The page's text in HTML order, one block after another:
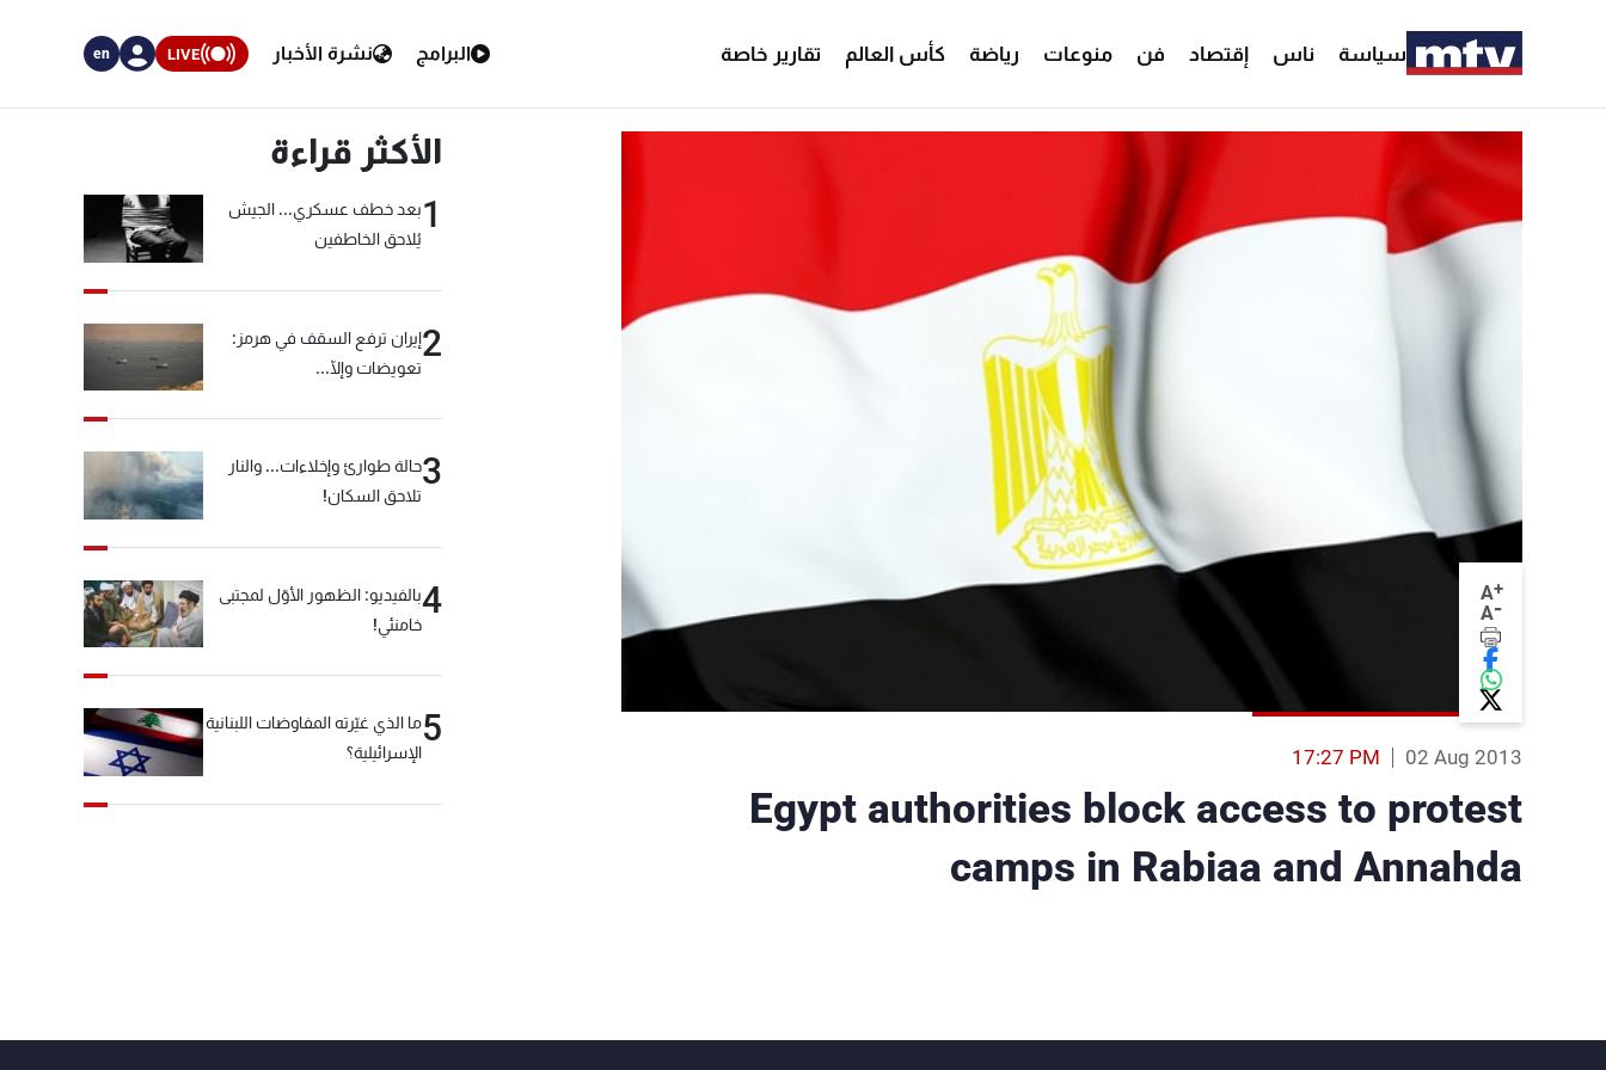
سياسة ناس إقتصاد فن منوعات رياضة كأس العالم تقارير خاصة البرامج نشرة الأخبار LIVE
en
A+
A-
02 Aug 2013
17:27 PM
Egypt authorities block access to protest
camps in Rabiaa and Annahda
الأكثر قراءة
1بعد خطف عسكري... الجيش
يُلاحق الخاطفين
2إيران ترفع السقف في هرمز:
تعويضات وإلّا...
3حالة طوارئ وإخلاءات... والنار
تلاحق السكان!
4بالفيديو: الظهور الأوّل لمجتبى
خامنئي!
5ما الذي غيّرته المفاوضات اللبنانية
الإسرائيلية؟